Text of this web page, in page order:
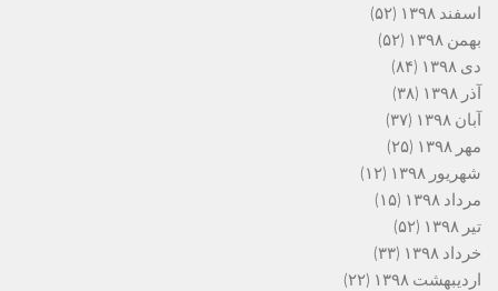
اسفند ۱۳۹۸
(۵۲)
بهمن ۱۳۹۸
(۵۲)
دی ۱۳۹۸
(۸۴)
آذر ۱۳۹۸
(۳۸)
آبان ۱۳۹۸
(۳۷)
مهر ۱۳۹۸
(۲۵)
شهریور ۱۳۹۸
(۱۲)
مرداد ۱۳۹۸
(۱۵)
تیر ۱۳۹۸
(۵۲)
خرداد ۱۳۹۸
(۳۳)
اردیبهشت ۱۳۹۸
(۲۲)